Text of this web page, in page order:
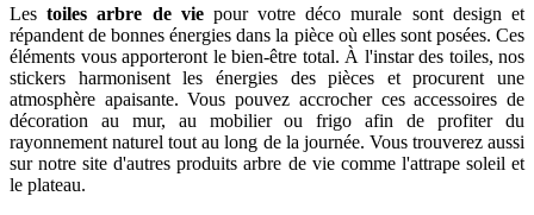
Lestoiles arbre de viepour votre déco murale sont design et
répandent de bonnes énergies dans la pièce où elles sont posées. Ces
éléments vous apporteront le bien-être total. À l'instar des toiles, nos
stickers harmonisent les énergies des pièces et procurent une
atmosphère apaisante. Vous pouvez accrocher ces accessoires de
décoration au mur, au mobilier ou frigo afin de profiter du
rayonnement naturel tout au long de la journée. Vous trouverez aussi
sur notre site d'autres produits arbre de vie comme l'attrape soleil et
le plateau.